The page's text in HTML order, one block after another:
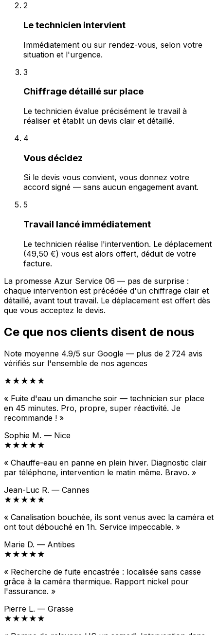
2
Le technicien intervient
Immédiatement ou sur rendez-vous, selon votre
situation et l'urgence.
3
Chiffrage détaillé sur place
Le technicien évalue précisément le travail à
réaliser et établit un devis clair et détaillé.
4
Vous décidez
Si le devis vous convient, vous donnez votre
accord signé — sans aucun engagement avant.
5
Travail lancé immédiatement
Le technicien réalise l'intervention. Le déplacement
(49,50 €) vous est alors offert, déduit de votre
facture.
La promesse Azur Service 06 — pas de surprise :
chaque intervention est précédée d'un chiffrage clair et
détaillé, avant tout travail. Le déplacement est offert dès
que vous acceptez le devis.
Ce que nos clients disent de nous
Note moyenne 4.9/5 sur Google — plus de 2 724 avis
vérifiés sur l'ensemble de nos agences
★★★★★
« Fuite d'eau un dimanche soir — technicien sur place
en 45 minutes. Pro, propre, super réactivité. Je
recommande ! »
Sophie M. — Nice
★★★★★
« Chauffe-eau en panne en plein hiver. Diagnostic clair
par téléphone, intervention le matin même. Bravo. »
Jean-Luc R. — Cannes
★★★★★
« Canalisation bouchée, ils sont venus avec la caméra et
ont tout débouché en 1h. Service impeccable. »
Marie D. — Antibes
★★★★★
« Recherche de fuite encastrée : localisée sans casse
grâce à la caméra thermique. Rapport nickel pour
l'assurance. »
Pierre L. — Grasse
★★★★★